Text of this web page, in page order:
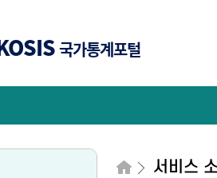
국가통계포털
서비스